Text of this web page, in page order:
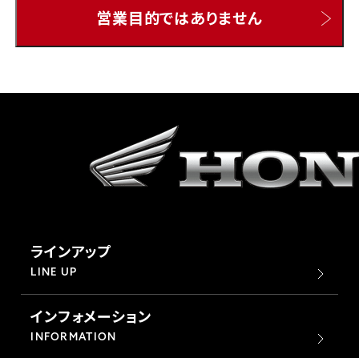
営業目的ではありません
ラインアップ
LINE UP
インフォメーション
INFORMATION
ホンダドリーム 狭山
ホンダドリーム 東浦和
ホンダドリーム 新座
茨城県